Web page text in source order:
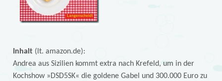
Inhalt (lt. amazon.de):
Andrea aus Sizilien kommt extra nach Krefeld, um in der
Kochshow »DSD5SK« die goldene Gabel und 300.000 Euro zu